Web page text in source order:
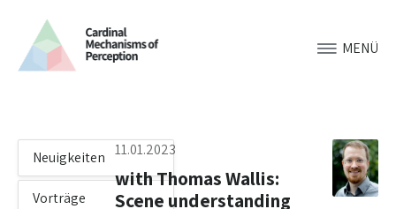
MENÜ
Neuigkeiten
Vorträge
11.01.2023
with Thomas Wallis:
Scene understanding